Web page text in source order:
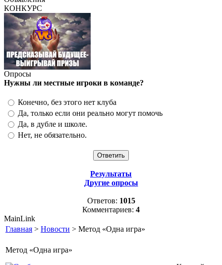
КОНКУРС
Опросы
Нужны ли местные игроки в команде?
Конечно, без этого нет клуба
Да, только если они реально могут помочь
Да, в дубле и школе.
Нет, не обязательно.
Результаты
Другие опросы
Ответов: 1015
Комментариев: 4
MainLink
Главная > Новости > Метод «Одна игра»
Метод «Одна игра»